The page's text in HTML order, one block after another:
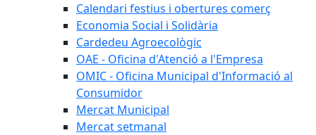
Calendari festius i obertures comerç
Economia Social i Solidària
Cardedeu Agroecològic
OAE - Oficina d'Atenció a l'Empresa
OMIC - Oficina Municipal d'Informació al
Consumidor
Mercat Municipal
Mercat setmanal